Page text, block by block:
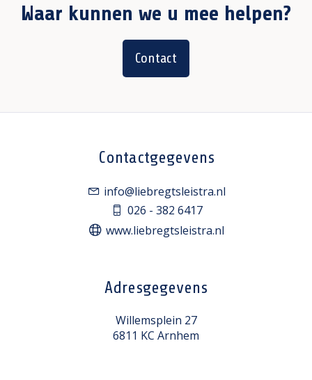
Waar kunnen we u mee helpen?
Contact
Contactgegevens
info@liebregtsleistra.nl
026 - 382 6417
www.liebregtsleistra.nl
Adresgegevens
Willemsplein 27
6811 KC Arnhem